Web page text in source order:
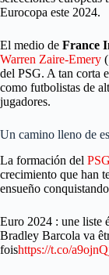
Eurocopa este 2024.
El medio de France
Warren Zaire-Emery
del PSG. A tan corta
como futbolistas de
jugadores.
Un camino lleno de
La formación del PSG
crecimiento que han
ensueño
Euro 2024 : une liste
Bradley Barcola va
foishttps://t.co/